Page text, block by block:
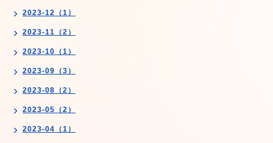
2023-12（1）
2023-11（2）
2023-10（1）
2023-09（3）
2023-08（2）
2023-05（2）
2023-04（1）